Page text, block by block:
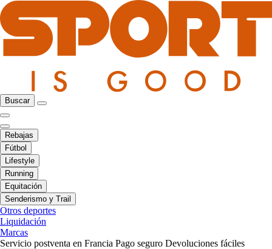
Buscar
Rebajas
Fútbol
Lifestyle
Running
Equitación
Senderismo y Trail
Otros deportes
Liquidación
Marcas
Servicio postventa en Francia Pago seguro Devoluciones fáciles